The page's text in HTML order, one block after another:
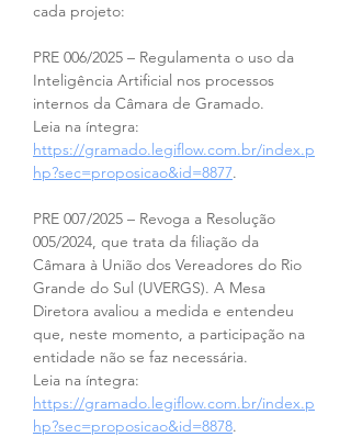
cada projeto:
PRE 006/2025 – Regulamenta o uso da
Inteligência Artificial nos processos
internos da Câmara de Gramado.
Leia na íntegra:
https://gramado.legiflow.com.br/index.p
hp?sec=proposicao&id=8877.
PRE 007/2025 – Revoga a Resolução
005/2024, que trata da filiação da
Câmara à União dos Vereadores do Rio
Grande do Sul (UVERGS). A Mesa
Diretora avaliou a medida e entendeu
que, neste momento, a participação na
entidade não se faz necessária.
Leia na íntegra:
https://gramado.legiflow.com.br/index.p
hp?sec=proposicao&id=8878.